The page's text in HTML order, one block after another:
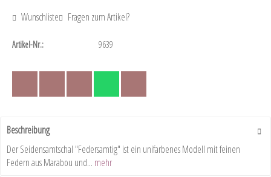
Wunschliste Fragen zum Artikel?
Artikel-Nr.: 9639
Beschreibung
Der Seidensamtschal "Federsamtig" ist ein unifarbenes Modell mit feinen
Federn aus Marabou und... mehr